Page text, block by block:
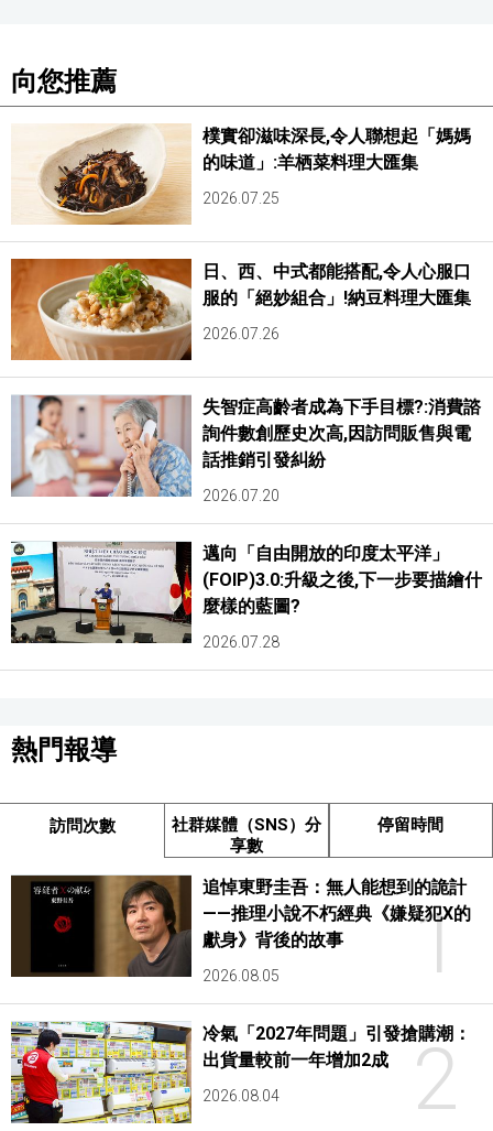
向您推薦
樸實卻滋味深長,令人聯想起「媽媽
的味道」:羊栖菜料理大匯集
2026.07.25
日、西、中式都能搭配,令人心服口
服的「絕妙組合」!納豆料理大匯集
2026.07.26
失智症高齡者成為下手目標?:消費諮
詢件數創歷史次高,因訪問販售與電
話推銷引發糾紛
2026.07.20
邁向「自由開放的印度太平洋」
(FOIP)3.0:升級之後,下一步要描繪什
麼樣的藍圖?
2026.07.28
熱門報導
訪問次數
社群媒體（SNS）分
享數
停留時間
1
追悼東野圭吾：無人能想到的詭計
——推理小說不朽經典《嫌疑犯X的
獻身》背後的故事
2026.08.05
2
冷氣「2027年問題」引發搶購潮：
出貨量較前一年增加2成
2026.08.04